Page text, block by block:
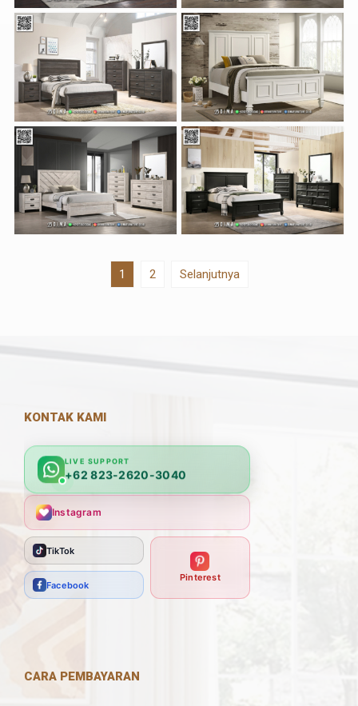
1 2 Selanjutnya
KONTAK KAMI
LIVE SUPPORT
+62 823-2620-3040
Instagram
TikTok
Facebook
Pinterest
CARA PEMBAYARAN